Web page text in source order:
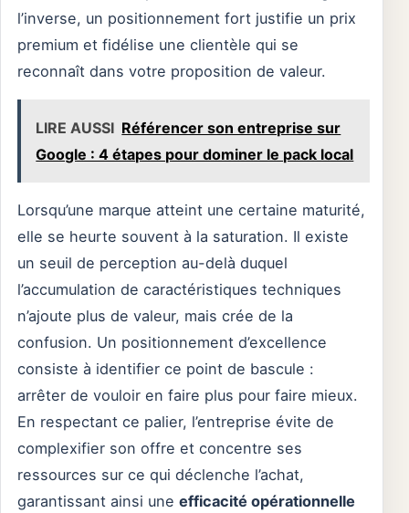
l’inverse, un positionnement fort justifie un prix
premium et fidélise une clientèle qui se
reconnaît dans votre proposition de valeur.
LIRE AUSSI Référencer son entreprise sur
Google : 4 étapes pour dominer le pack local
Lorsqu’une marque atteint une certaine maturité,
elle se heurte souvent à la saturation. Il existe
un seuil de perception au-delà duquel
l’accumulation de caractéristiques techniques
n’ajoute plus de valeur, mais crée de la
confusion. Un positionnement d’excellence
consiste à identifier ce point de bascule :
arrêter de vouloir en faire plus pour faire mieux.
En respectant ce palier, l’entreprise évite de
complexifier son offre et concentre ses
ressources sur ce qui déclenche l’achat,
garantissant ainsi une efficacité opérationnelle